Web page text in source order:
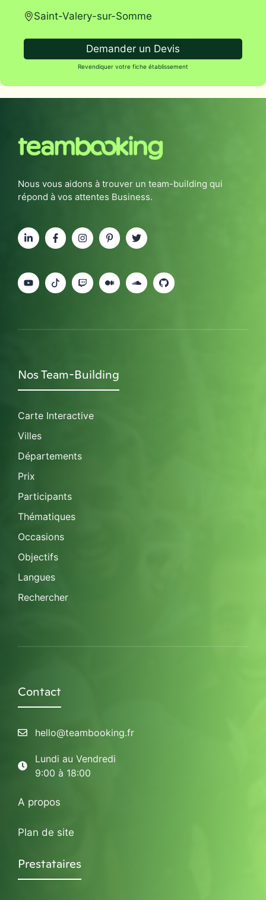
Saint-Valery-sur-Somme
Demander un Devis
Revendiquer votre fiche établissement
Nous vous aidons à trouver un team-building qui
répond à vos attentes Business.
Nos Team-Building
Carte Interactive
Villes
Départements
Prix
Participants
Thématiques
Occasions
Objectifs
Langues
Rechercher
Contact
hello@teambooking.fr
Lundi au Vendredi
9:00 à 18:00
A propos
Plan de site
Prestataires